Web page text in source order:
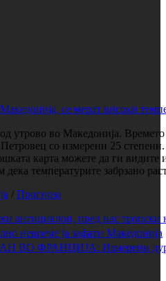
се мерат високи
утрово во Македонија. Времето
со измерени 25
карта можете да ги видите
температурите забрзано
/ Прогноза
антициклон, пред нас тропски
невреме ја зафати Македонија
ФРАНЦИЈА: Измерени дури